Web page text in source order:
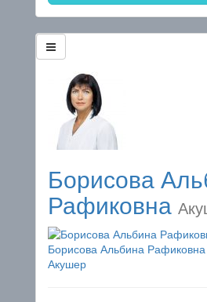
Борисова
Рафиковна
Борисова Альбина Рафиковна
Акушер